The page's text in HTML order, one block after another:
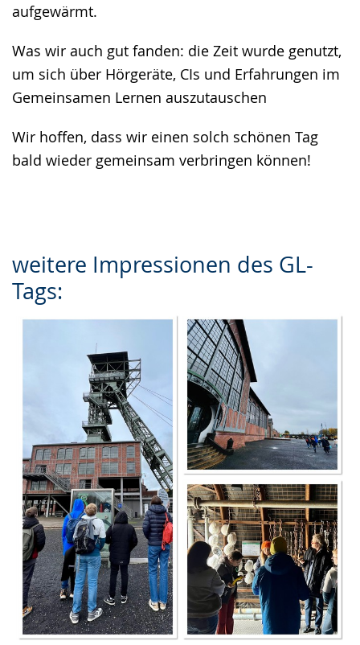
aufgewärmt.
Was wir auch gut fanden: die Zeit wurde genutzt,
um sich über Hörgeräte, CIs und Erfahrungen im
Gemeinsamen Lernen auszutauschen
Wir hoffen, dass wir einen solch schönen Tag
bald wieder gemeinsam verbringen können!
weitere Impressionen des GL-
Tags: